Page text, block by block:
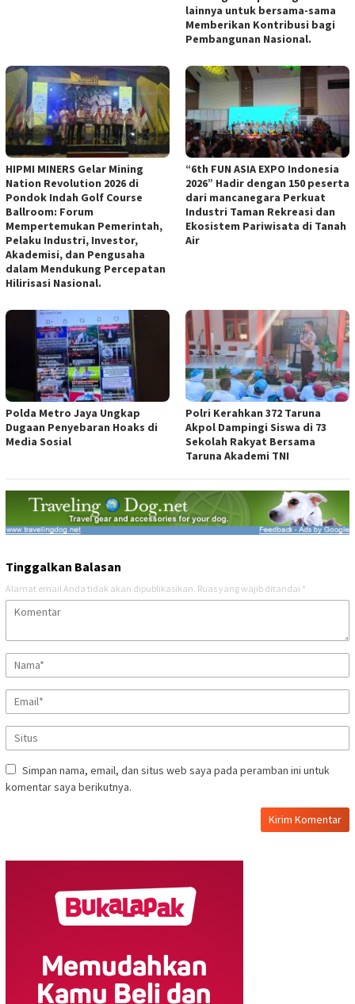
lainnya untuk bersama-sama
Memberikan Kontribusi bagi
Pembangunan Nasional.
HIPMI MINERS Gelar Mining
Nation Revolution 2026 di
Pondok Indah Golf Course
Ballroom: Forum
Mempertemukan Pemerintah,
Pelaku Industri, Investor,
Akademisi, dan Pengusaha
dalam Mendukung Percepatan
Hilirisasi Nasional.
“6th FUN ASIA EXPO Indonesia
2026” Hadir dengan 150 peserta
dari mancanegara Perkuat
Industri Taman Rekreasi dan
Ekosistem Pariwisata di Tanah
Air
Polda Metro Jaya Ungkap
Dugaan Penyebaran Hoaks di
Media Sosial
Polri Kerahkan 372 Taruna
Akpol Dampingi Siswa di 73
Sekolah Rakyat Bersama
Taruna Akademi TNI
Tinggalkan Balasan
Alamat email Anda tidak akan dipublikasikan. Ruas yang wajib ditandai *
Simpan nama, email, dan situs web saya pada peramban ini untuk
komentar saya berikutnya.